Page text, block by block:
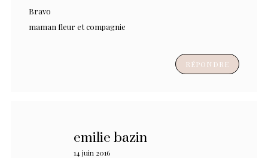
Bravo
maman fleur et compagnie
RÉPONDRE
emilie bazin
14 juin 2016